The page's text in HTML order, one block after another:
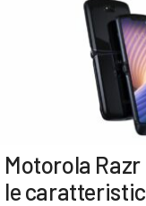
Motorola
le